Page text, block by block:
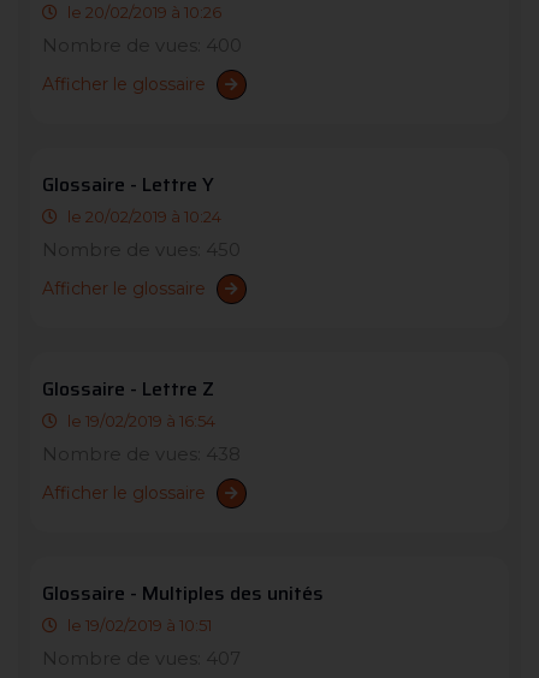
le 20/02/2019 à 10:26
Afficher le glossaire
Glossaire - Lettre Y
le 20/02/2019 à 10:24
Afficher le glossaire
Glossaire - Lettre Z
le 19/02/2019 à 16:54
Afficher le glossaire
Glossaire - Multiples des unités
le 19/02/2019 à 10:51